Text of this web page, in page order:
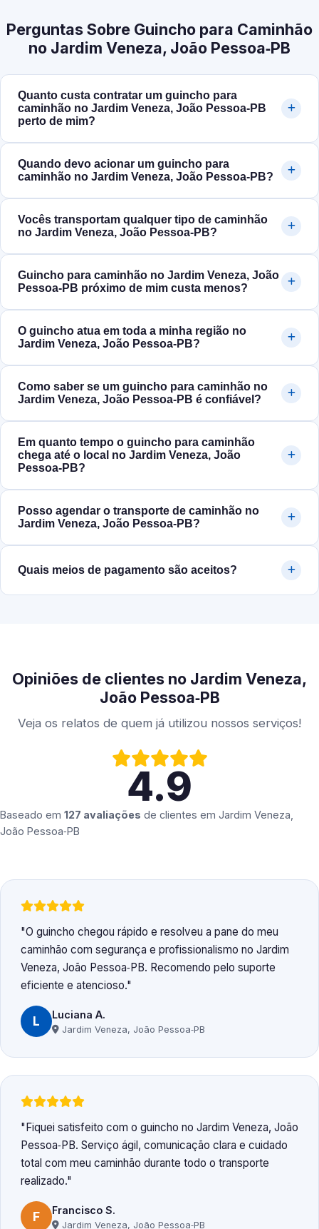
Perguntas Sobre Guincho para Caminhão
no Jardim Veneza, João Pessoa‑PB
Quanto custa contratar um guincho para
caminhão no Jardim Veneza, João Pessoa‑PB
perto de mim?
Quando devo acionar um guincho para
caminhão no Jardim Veneza, João Pessoa‑PB?
Vocês transportam qualquer tipo de caminhão
no Jardim Veneza, João Pessoa‑PB?
Guincho para caminhão no Jardim Veneza, João
Pessoa‑PB próximo de mim custa menos?
O guincho atua em toda a minha região no
Jardim Veneza, João Pessoa‑PB?
Como saber se um guincho para caminhão no
Jardim Veneza, João Pessoa‑PB é confiável?
Em quanto tempo o guincho para caminhão
chega até o local no Jardim Veneza, João
Pessoa‑PB?
Posso agendar o transporte de caminhão no
Jardim Veneza, João Pessoa‑PB?
Quais meios de pagamento são aceitos?
Opiniões de clientes no Jardim Veneza,
João Pessoa‑PB
Veja os relatos de quem já utilizou nossos serviços!
4.9
Baseado em 127 avaliações de clientes em Jardim Veneza,
João Pessoa‑PB
O guincho chegou rápido e resolveu a pane do meu
caminhão com segurança e profissionalismo no Jardim
Veneza, João Pessoa‑PB. Recomendo pelo suporte
eficiente e atencioso.
L Luciana A.
Jardim Veneza, João Pessoa‑PB
Fiquei satisfeito com o guincho no Jardim Veneza, João
Pessoa‑PB. Serviço ágil, comunicação clara e cuidado
total com meu caminhão durante todo o transporte
realizado.
F Francisco S.
Jardim Veneza, João Pessoa‑PB